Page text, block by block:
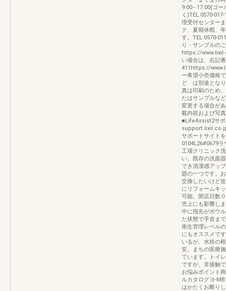
9:00∼17:00(ゴー
く)TEL.0570-
理受付センター
ク、夏期休暇、
す。TEL.0570-
り・サンプルの
https://
い場合は、右記
411https://
ー希望小売価格
ど は別途となり
真は印刷のため
たはサンプルな
変更する場合が
載内容および写
■LifeAssist2サ
サポートサイト
0104L26#0679
工場クリニック
い。既存の洗面
でき清潔感アッ
題の一つです。
交換したいけど
にリフォームキ
可能。閉店日数
売上にも影響し
中に指先がボウ
た状態で手首ま
衛生管理レベル
にもオススメで
いるが、水栓の
安。まちの医療
ています。トイ
ですが、非接触
お悩みポイント
ルカタログヨ-
はかたくお断り